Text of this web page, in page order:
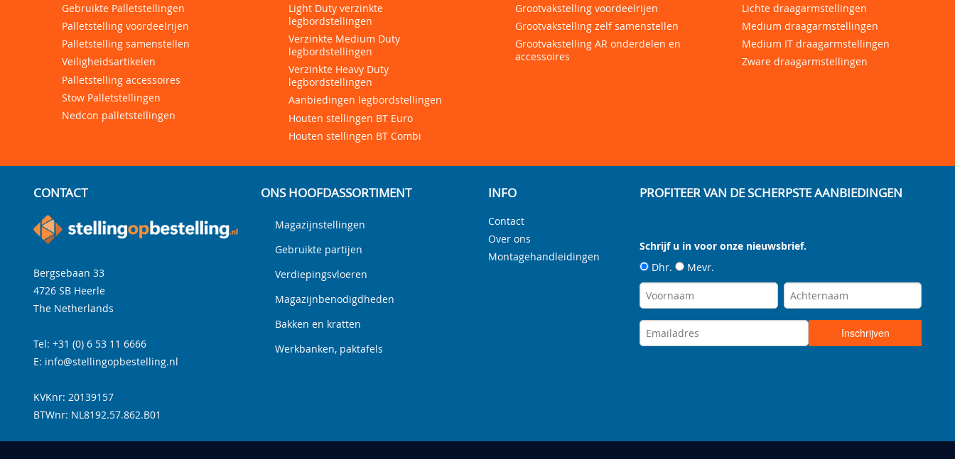
Gebruikte Palletstellingen
Palletstelling voordeelrijen
Palletstelling samenstellen
Veiligheidsartikelen
Palletstelling accessoires
Stow Palletstellingen
Nedcon palletstellingen
Light Duty verzinkte
legbordstellingen
Verzinkte Medium Duty
legbordstellingen
Verzinkte Heavy Duty
legbordstellingen
Aanbiedingen legbordstellingen
Houten stellingen BT Euro
Houten stellingen BT Combi
Grootvakstelling voordeelrijen
Grootvakstelling zelf samenstellen
Grootvakstelling AR onderdelen en
accessoires
Lichte draagarmstellingen
Medium draagarmstellingen
Medium IT draagarmstellingen
Zware draagarmstellingen
CONTACT
Bergsebaan 33
4726 SB Heerle
The Netherlands
Tel: +31 (0) 6 53 11 6666
E: info@stellingopbestelling.nl
KVKnr: 20139157
BTWnr: NL8192.57.862.B01
ONS HOOFDASSORTIMENT
Magazijnstellingen
Gebruikte partijen
Verdiepingsvloeren
Magazijnbenodigdheden
Bakken en kratten
Werkbanken, paktafels
INFO
Contact
Over ons
Montagehandleidingen
PROFITEER VAN DE SCHERPSTE AANBIEDINGEN
Schrijf u in voor onze nieuwsbrief.
Dhr.
Mevr.